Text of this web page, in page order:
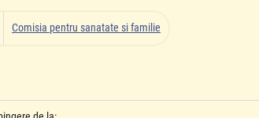
Comisia pentru sanatate si familie